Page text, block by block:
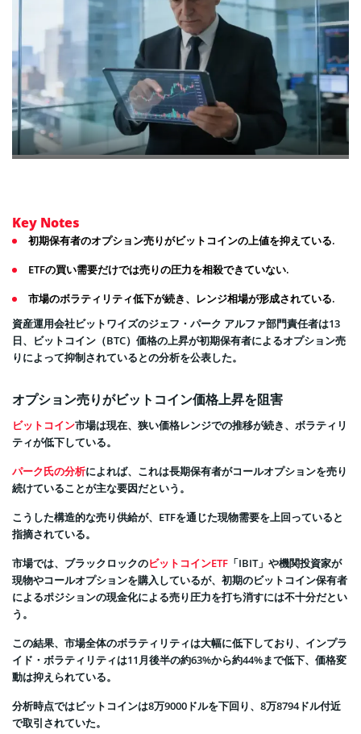
Key Notes
初期保有者のオプション売りがビットコインの上値を抑えている.
ETFの買い需要だけでは売りの圧力を相殺できていない.
市場のボラティリティ低下が続き、レンジ相場が形成されている.
資産運用会社ビットワイズのジェフ・パーク アルファ部門責任者は13
日、ビットコイン（BTC）価格の上昇が初期保有者によるオプション売
りによって抑制されているとの分析を公表した。
オプション売りがビットコイン価格上昇を阻害
ビットコイン市場は現在、狭い価格レンジでの推移が続き、ボラティリ
ティが低下している。
パーク氏の分析によれば、これは長期保有者がコールオプションを売り
続けていることが主な要因だという。
こうした構造的な売り供給が、ETFを通じた現物需要を上回っていると
指摘されている。
市場では、ブラックロックのビットコインETF 「IBIT」や機関投資家が
現物やコールオプションを購入しているが、初期のビットコイン保有者
によるポジションの現金化による売り圧力を打ち消すには不十分だとい
う。
この結果、市場全体のボラティリティは大幅に低下しており、インプラ
イド・ボラティリティは11月後半の約63%から約44%まで低下、価格変
動は抑えられている。
分析時点ではビットコインは8万9000ドルを下回り、8万8794ドル付近
で取引されていた。